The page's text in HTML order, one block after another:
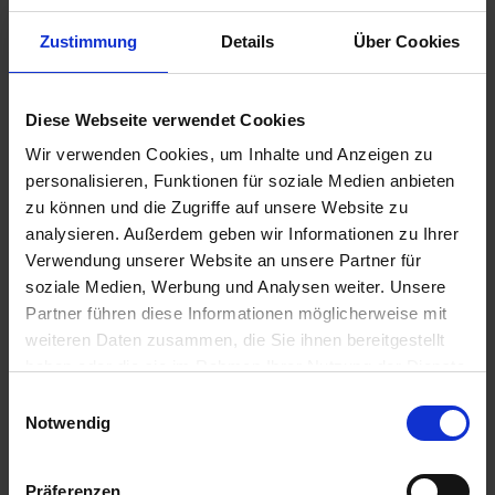
Zustimmung Details Über Cookies
Diese Webseite verwendet Cookies
Wir verwenden Cookies, um Inhalte und Anzeigen zu
personalisieren, Funktionen für soziale Medien anbieten
zu können und die Zugriffe auf unsere Website zu
analysieren. Außerdem geben wir Informationen zu Ihrer
Verwendung unserer Website an unsere Partner für
soziale Medien, Werbung und Analysen weiter. Unsere
Partner führen diese Informationen möglicherweise mit
weiteren Daten zusammen, die Sie ihnen bereitgestellt
Notwendig
Präferenzen
GRANIT Klinge
Stück
29,41 € / St
IN DEN
WARENKORB
GRANIT Schraube M12
2,80 € / St
IN DEN
WARENKORB
Anmelden für Ihren persönlichen Preis
48,10 €
57,24 €
inkl. 19% MwSt.